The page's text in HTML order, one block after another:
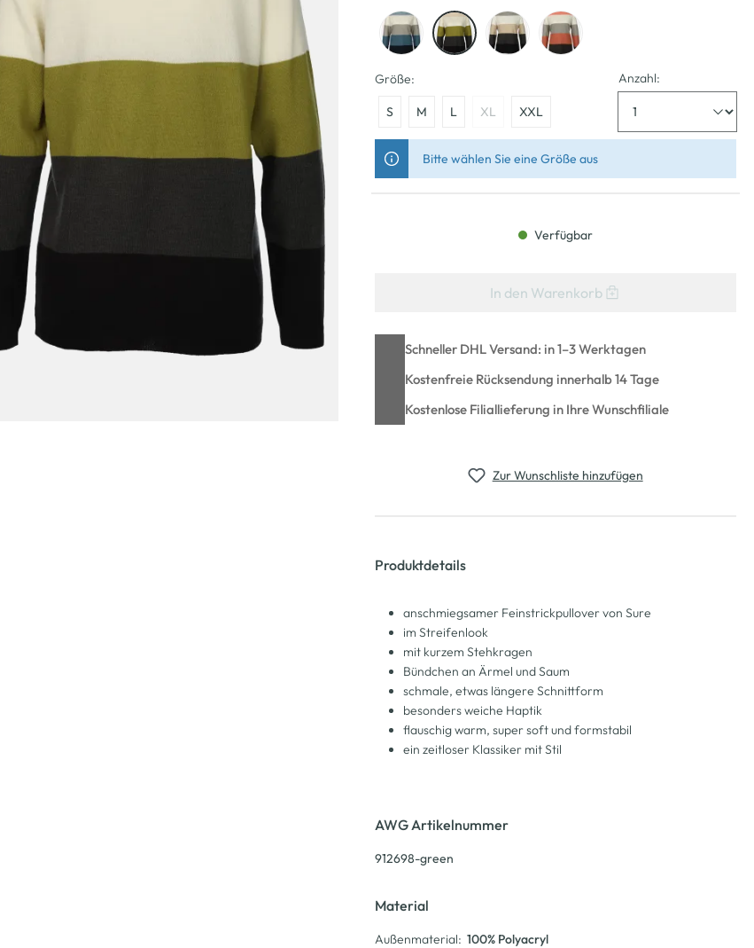
Größe:
S M L XL XXL
Anzahl:
Bitte wählen Sie eine Größe aus
Verfügbar
In den Warenkorb
Schneller DHL Versand: in 1–3 Werktagen
Kostenfreie Rücksendung innerhalb 14 Tage
Kostenlose Filiallieferung in Ihre Wunschfiliale
Zur Wunschliste hinzufügen
Produktdetails
anschmiegsamer Feinstrickpullover von Sure
im Streifenlook
mit kurzem Stehkragen
Bündchen an Ärmel und Saum
schmale, etwas längere Schnittform
besonders weiche Haptik
flauschig warm, super soft und formstabil
ein zeitloser Klassiker mit Stil
AWG Artikelnummer
912698-green
Material
Außenmaterial: 100% Polyacryl